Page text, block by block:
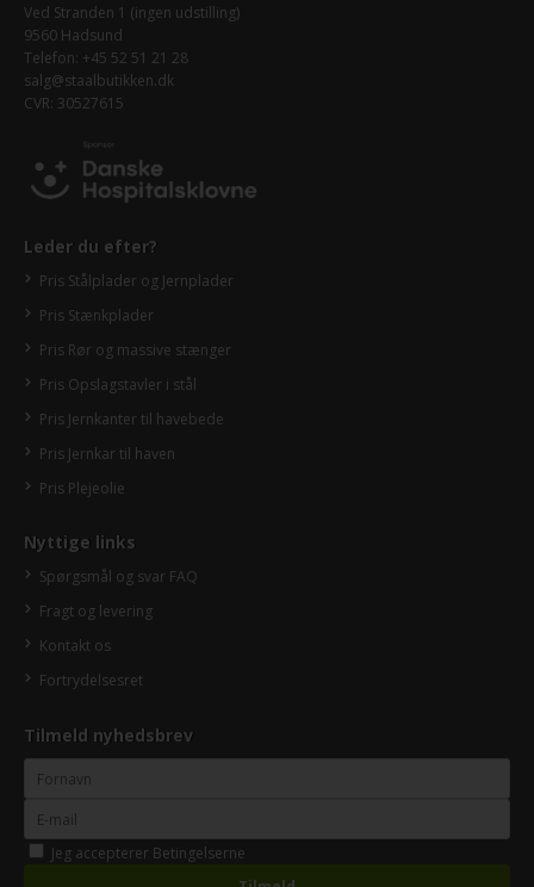
Ved Stranden 1 (ingen udstilling)
9560 Hadsund
Telefon: +45 52 51 21 28
salg@staalbutikken.dk
CVR: 30527615
Leder du efter?
Pris Stålplader og Jernplader
Pris Stænkplader
Pris Rør og massive stænger
Pris Opslagstavler i stål
Pris Jernkanter til havebede
Pris Jernkar til haven
Pris Plejeolie
Nyttige links
Spørgsmål og svar FAQ
Fragt og levering
Kontakt os
Fortrydelsesret
Tilmeld nyhedsbrev
Jeg accepterer Betingelserne